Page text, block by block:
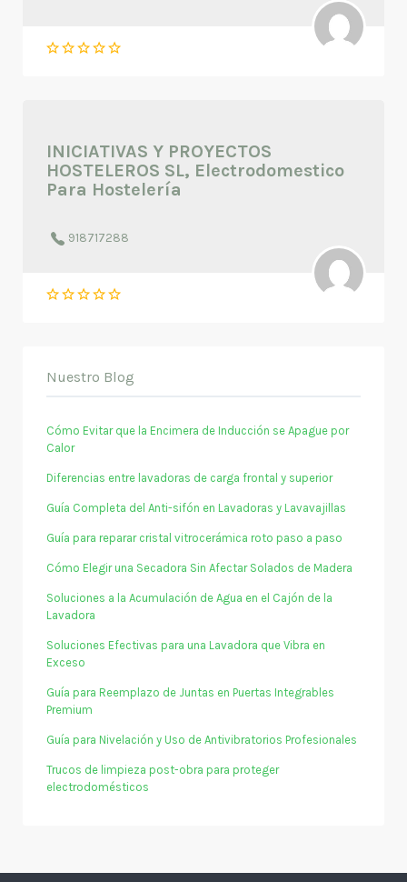
INICIATIVAS Y PROYECTOS
HOSTELEROS SL, Electrodomestico
Para Hostelería
918717288
Nuestro Blog
Cómo Evitar que la Encimera de Inducción se Apague por
Calor
Diferencias entre lavadoras de carga frontal y superior
Guía Completa del Anti-sifón en Lavadoras y Lavavajillas
Guía para reparar cristal vitrocerámica roto paso a paso
Cómo Elegir una Secadora Sin Afectar Solados de Madera
Soluciones a la Acumulación de Agua en el Cajón de la
Lavadora
Soluciones Efectivas para una Lavadora que Vibra en
Exceso
Guía para Reemplazo de Juntas en Puertas Integrables
Premium
Guía para Nivelación y Uso de Antivibratorios Profesionales
Trucos de limpieza post-obra para proteger
electrodomésticos